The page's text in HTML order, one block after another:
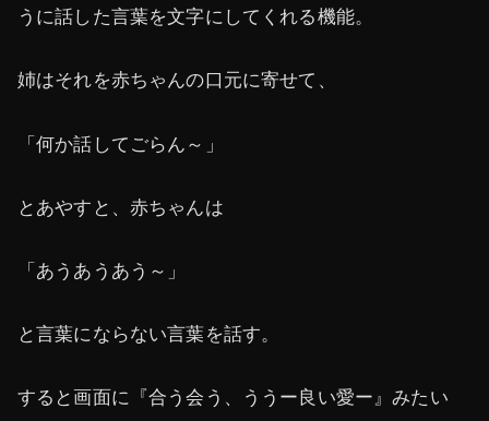
うに話した言葉を文字にしてくれる機能。
姉はそれを赤ちゃんの口元に寄せて、
「何か話してごらん～」
とあやすと、赤ちゃんは
「あうあうあう～」
と言葉にならない言葉を話す。
すると画面に『合う会う、ううー良い愛ー』みたい